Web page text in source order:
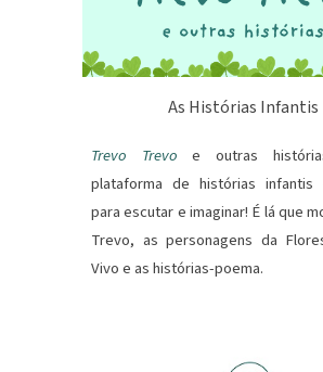
As Histórias Infantis
Trevo Trevo e outras
plataforma de histórias infantis
para escutar e imaginar! É lá que
Trevo, as personagens da
Vivo e as histórias-poema.